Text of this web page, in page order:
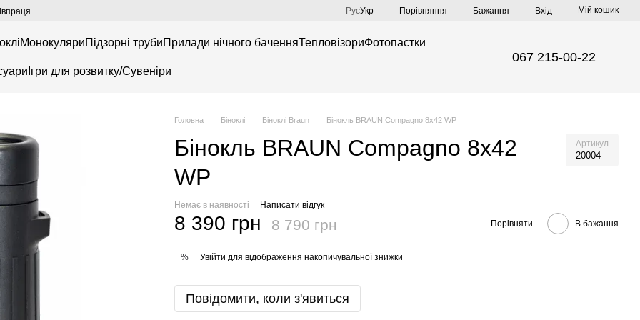
РусУкр Порівняння Бажання Вхід Мій кошик
МонокуляриПідзорні трубиПрилади нічного баченняТепловізориФотопастки
Ігри для розвитку/Сувеніри
067 215-00-22
Головна Біноклі Біноклі Braun Бінокль BRAUN Compagno 8х42 WP
Бінокль BRAUN Compagno 8х42
WP
Артикул
20004
Немає в наявності Написати відгук
8 390 грн 8 790 грн Порівняти В бажання
% Увійти для відображення накопичувальної знижки
Повідомити, коли з'явиться